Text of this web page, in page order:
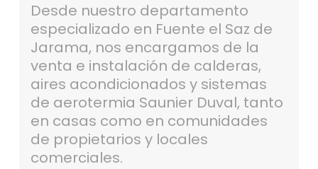
Desde nuestro departamento
especializado en Fuente el Saz de
Jarama, nos encargamos de la
venta e instalación de calderas,
aires acondicionados y sistemas
de aerotermia Saunier Duval, tanto
en casas como en comunidades
de propietarios y locales
comerciales.